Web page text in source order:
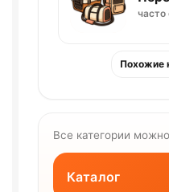
часто
Похожие
Все категории
Каталог